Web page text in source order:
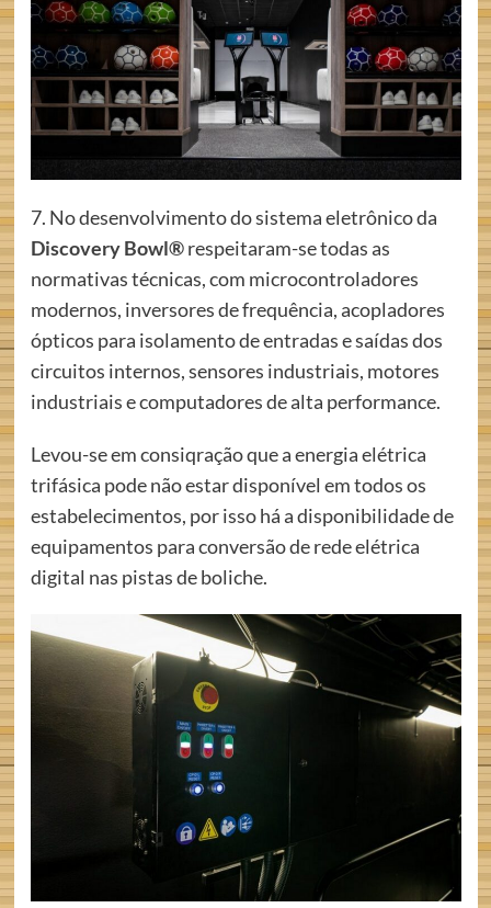
7. No desenvolvimento do sistema eletrônico da
Discovery Bowl®respeitaram-se todas as
normativas técnicas, com microcontroladores
modernos, inversores de frequência, acopladores
ópticos para isolamento de entradas e saídas dos
circuitos internos, sensores industriais, motores
industriais e computadores de alta performance.
Levou-se em consiqração que a energia elétrica
trifásica pode não estar disponível em todos os
estabelecimentos, por isso há a disponibilidade de
equipamentos para conversão de rede elétrica
digital nas pistas de boliche.